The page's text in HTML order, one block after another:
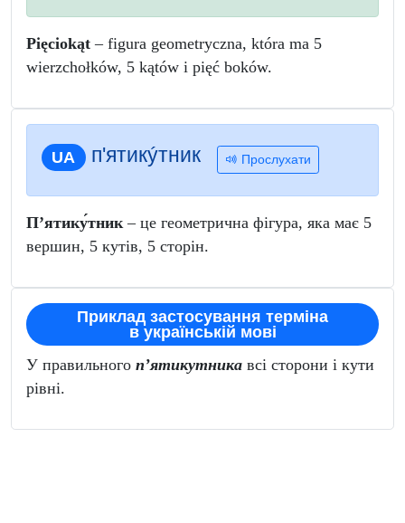
Pięciokąt – figura geometryczna, która ma 5
wierzchołków, 5 kątów i pięć boków.
UA п'ятикýтник Прослухати
П’ятику́тник– це геометрична фігура, яка має 5
вершин, 5 кутів, 5 сторін.
Приклад застосування терміна
в українській мові
У правильного п’ятикутника всі сторони і кути
рівні.